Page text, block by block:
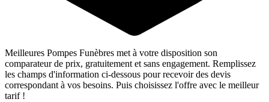
Meilleures Pompes Funèbres met à votre disposition son
comparateur de prix, gratuitement et sans engagement. Remplissez
les champs d'information ci-dessous pour recevoir des devis
correspondant à vos besoins. Puis choisissez l'offre avec le meilleur
tarif !